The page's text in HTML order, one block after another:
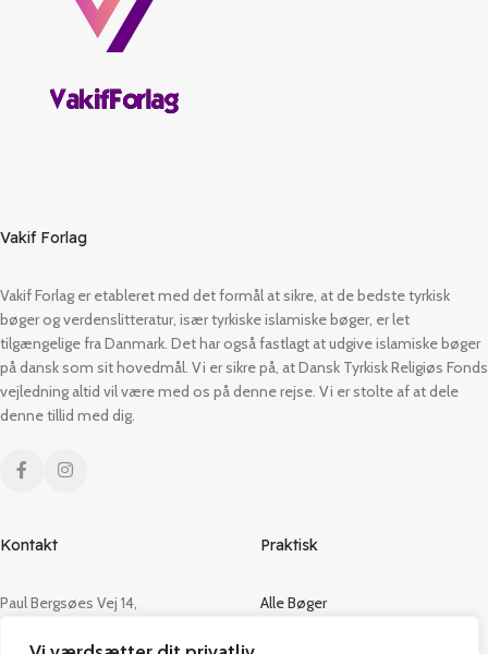
Vakif Forlag
Vakif Forlag er etableret med det formål at sikre, at de bedste tyrkisk
bøger og verdenslitteratur, især tyrkiske islamiske bøger, er let
tilgængelige fra Danmark. Det har også fastlagt at udgive islamiske bøger
på dansk som sit hovedmål. Vi er sikre på, at Dansk Tyrkisk Religiøs Fonds
vejledning altid vil være med os på denne rejse. Vi er stolte af at dele
denne tillid med dig.
Kontakt
Paul Bergsøes Vej 14,
Praktisk
Alle Bøger